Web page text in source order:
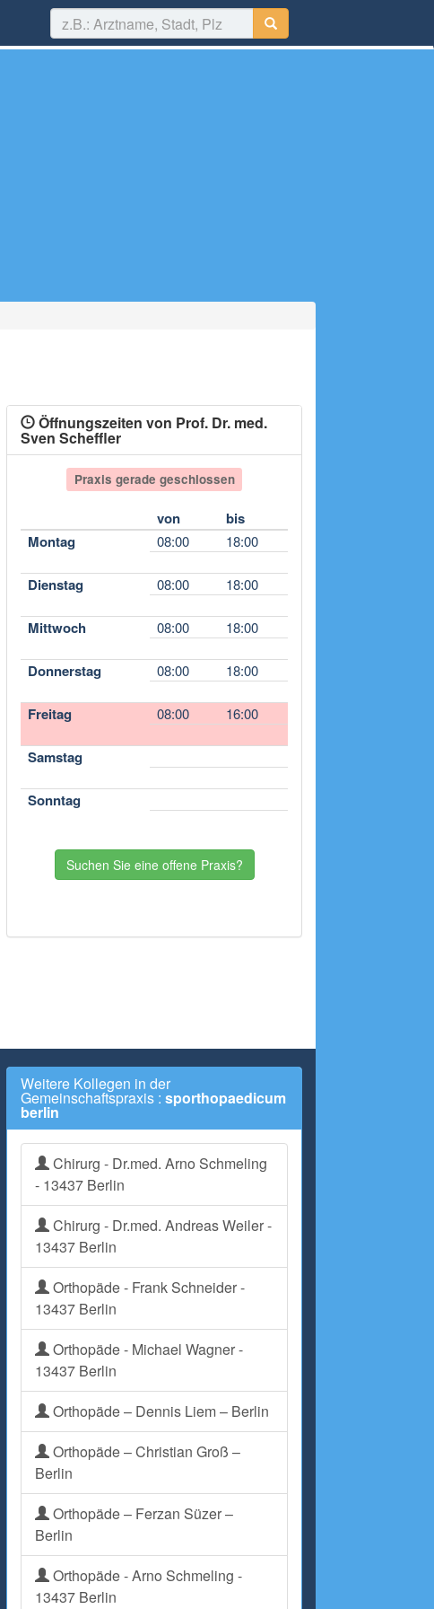
Öffnungszeiten von Prof. Dr. med.
Sven Scheffler
Praxis gerade geschlossen
von
bis
Montag
08:00 18:00
Dienstag 08:00 18:00
Mittwoch 08:00 18:00
Donnerstag 08:00 18:00
Freitag 08:00 16:00
Samstag
Sonntag
Suchen Sie eine offene Praxis?
Weitere Kollegen in der
Gemeinschaftspraxis : sporthopaedicum
berlin
Chirurg - Dr.med. Arno Schmeling
- 13437 Berlin
Chirurg - Dr.med. Andreas Weiler -
13437 Berlin
Orthopäde - Frank Schneider -
13437 Berlin
Orthopäde - Michael Wagner -
13437 Berlin
Orthopäde – Dennis Liem – Berlin
Orthopäde – Christian Groß –
Berlin
Orthopäde – Ferzan Süzer –
Berlin
Orthopäde - Arno Schmeling -
13437 Berlin